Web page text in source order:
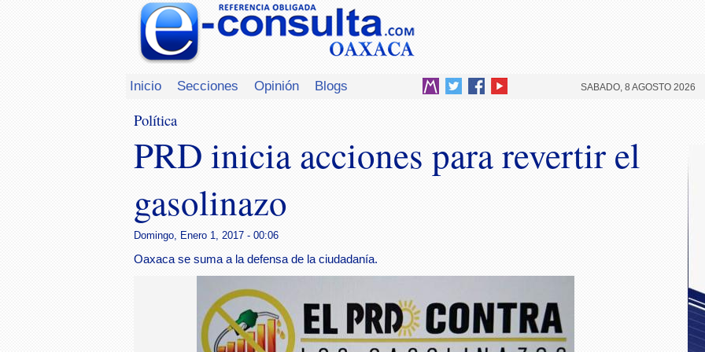
Inicio Secciones Opinión Blogs SABADO, 8 AGOSTO 2026
Política
PRD inicia acciones para revertir el
gasolinazo
Domingo, Enero 1, 2017 - 00:06
Oaxaca se suma a la defensa de la ciudadanía.